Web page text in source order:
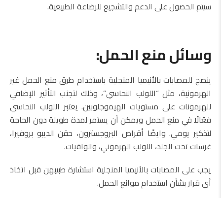
سيتم الحصول على الدعم والتشجيع للرضاعة الطبيعية.
وسائل منع الحمل:
ينصح للمصابات بالأنيميا المنجلية باستخدام طرق منع الحمل غير
الهرمونية، مثل “اللولب النحاسي”، وذلك لتجنب التأثير الإضافي
للهرمونات على مستويات الهيموجلوبين. يعتبر اللولب النحاسي
فعّالًا في منع الحمل ويمكن أن يستمر لمدة طويلة دون الحاجة
لتذكير يومي. وايضًا أقراص البروجسترون، حقن الديبو بروفيرا،
غرسات تحت الجلد، اللولب الهرموني، والواقيات.
يجب على المصابات بالأنيميا المنجلية استشارة طبيبهن قبل اتخاذ
أي قرار بشأن استخدام موانع الحمل.